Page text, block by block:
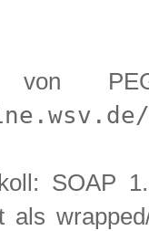
von
SOAP